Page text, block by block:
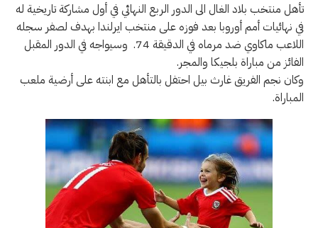
تأهل منتخب بلاد الغال الى الدور الربع النهائي في أول مشاركة تاريخية له
في نهائيات أمم أوروبا بعد فوزه على منتخب ايرلندا بهدف لصفر سجله
اللاعب ماكاوي ضد مرماه في الدقيقة 74. وسيواجه في الدور المقبل
الفائز من مباراة بلجيكا والمجر.
وكان نجم الفريق غارث بيل احتفل بالتأهل مع ابنته على أرضية ملعب
المباراة.